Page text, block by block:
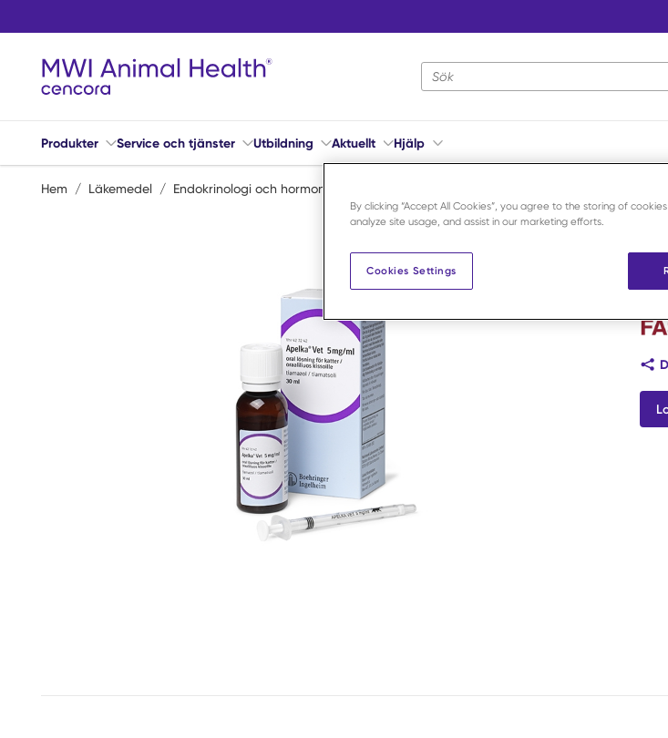
Webbplatsens sökning
Produkter Service och tjänster Utbildning Aktuellt Hjälp
Hem / Läkemedel / Endokrinologi och hormoner
By clicking “Accept All Cookies”, you agree to the storing of
analyze site usage, and assist in our marketing efforts.
Cookies Settings